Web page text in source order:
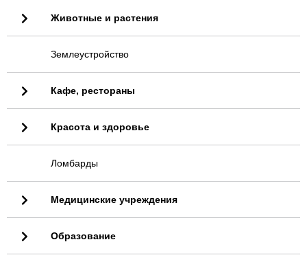
Животные и растения
Землеустройство
Кафе, рестораны
Красота и здоровье
Ломбарды
Медицинские учреждения
Образование